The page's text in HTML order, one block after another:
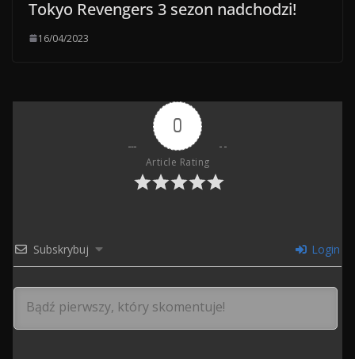
Tokyo Revengers 3 sezon nadchodzi!
16/04/2023
0
Article Rating
Subskrybuj Login